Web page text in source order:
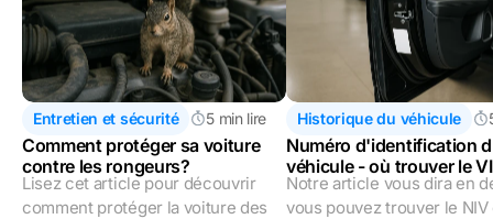
Entretien et sécurité 5 min lire
Comment protéger sa voiture
contre les rongeurs?
Lisez cet article pour découvrir
comment protéger la voiture des
Historique du véhicule
Numéro d'identification
véhicule - où trouver le
Notre article vous dira en
vous pouvez trouver le NIV